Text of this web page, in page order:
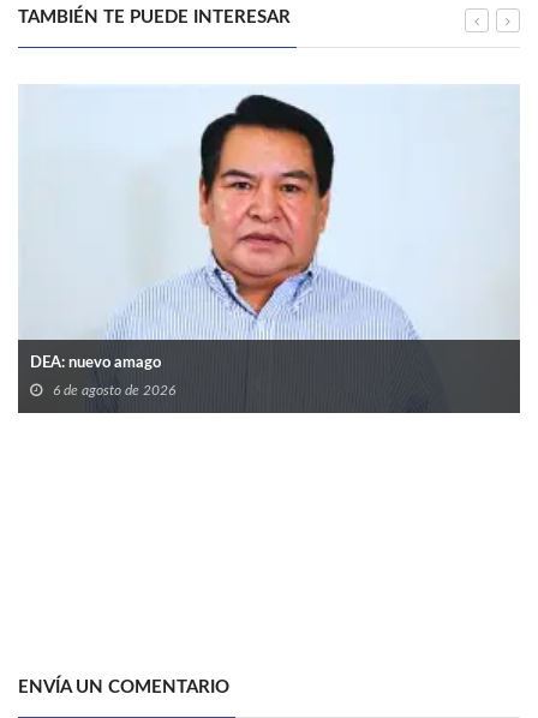
TAMBIÉN TE PUEDE INTERESAR
DEA: nuevo amago
6 de agosto de 2026
ENVÍA UN COMENTARIO